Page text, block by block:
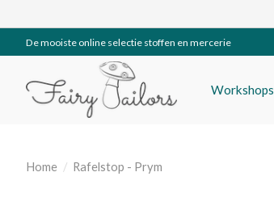
De mooiste online selectie stoffen en mercerie
Workshops
Home / Rafelstop - Prym